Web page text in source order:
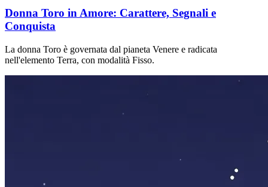
Donna Toro in Amore: Carattere, Segnali e
Conquista
La donna Toro è governata dal pianeta Venere e radicata
nell'elemento Terra, con modalità Fisso.